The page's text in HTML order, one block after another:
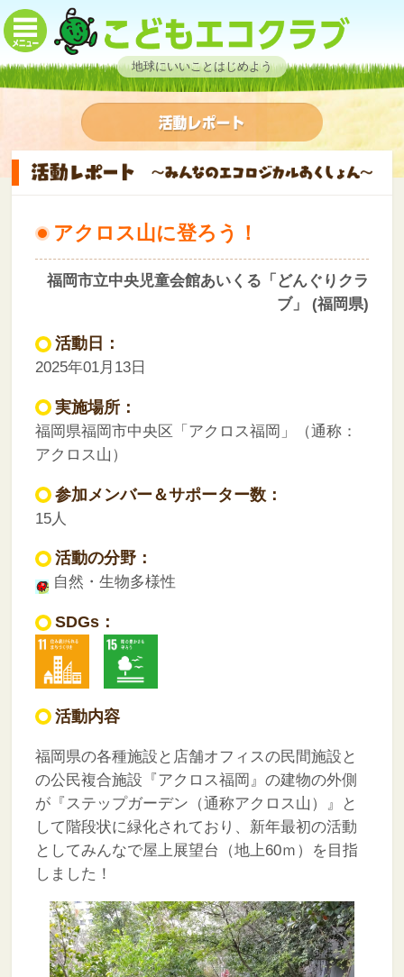
地球にいいことはじめよう
アクロス山に登ろう！
福岡市立中央児童会館あいくる「どんぐりクラ
ブ」 (福岡県)
活動日：
2025年01月13日
実施場所：
福岡県福岡市中央区「アクロス福岡」（通称：
アクロス山）
参加メンバー＆サポーター数：
15人
活動の分野：
自然・生物多様性
SDGs：
活動内容
福岡県の各種施設と店舗オフィスの民間施設と
の公民複合施設『アクロス福岡』の建物の外側
が『ステップガーデン（通称アクロス山）』と
して階段状に緑化されており、新年最初の活動
としてみんなで屋上展望台（地上60ｍ）を目指
しました！